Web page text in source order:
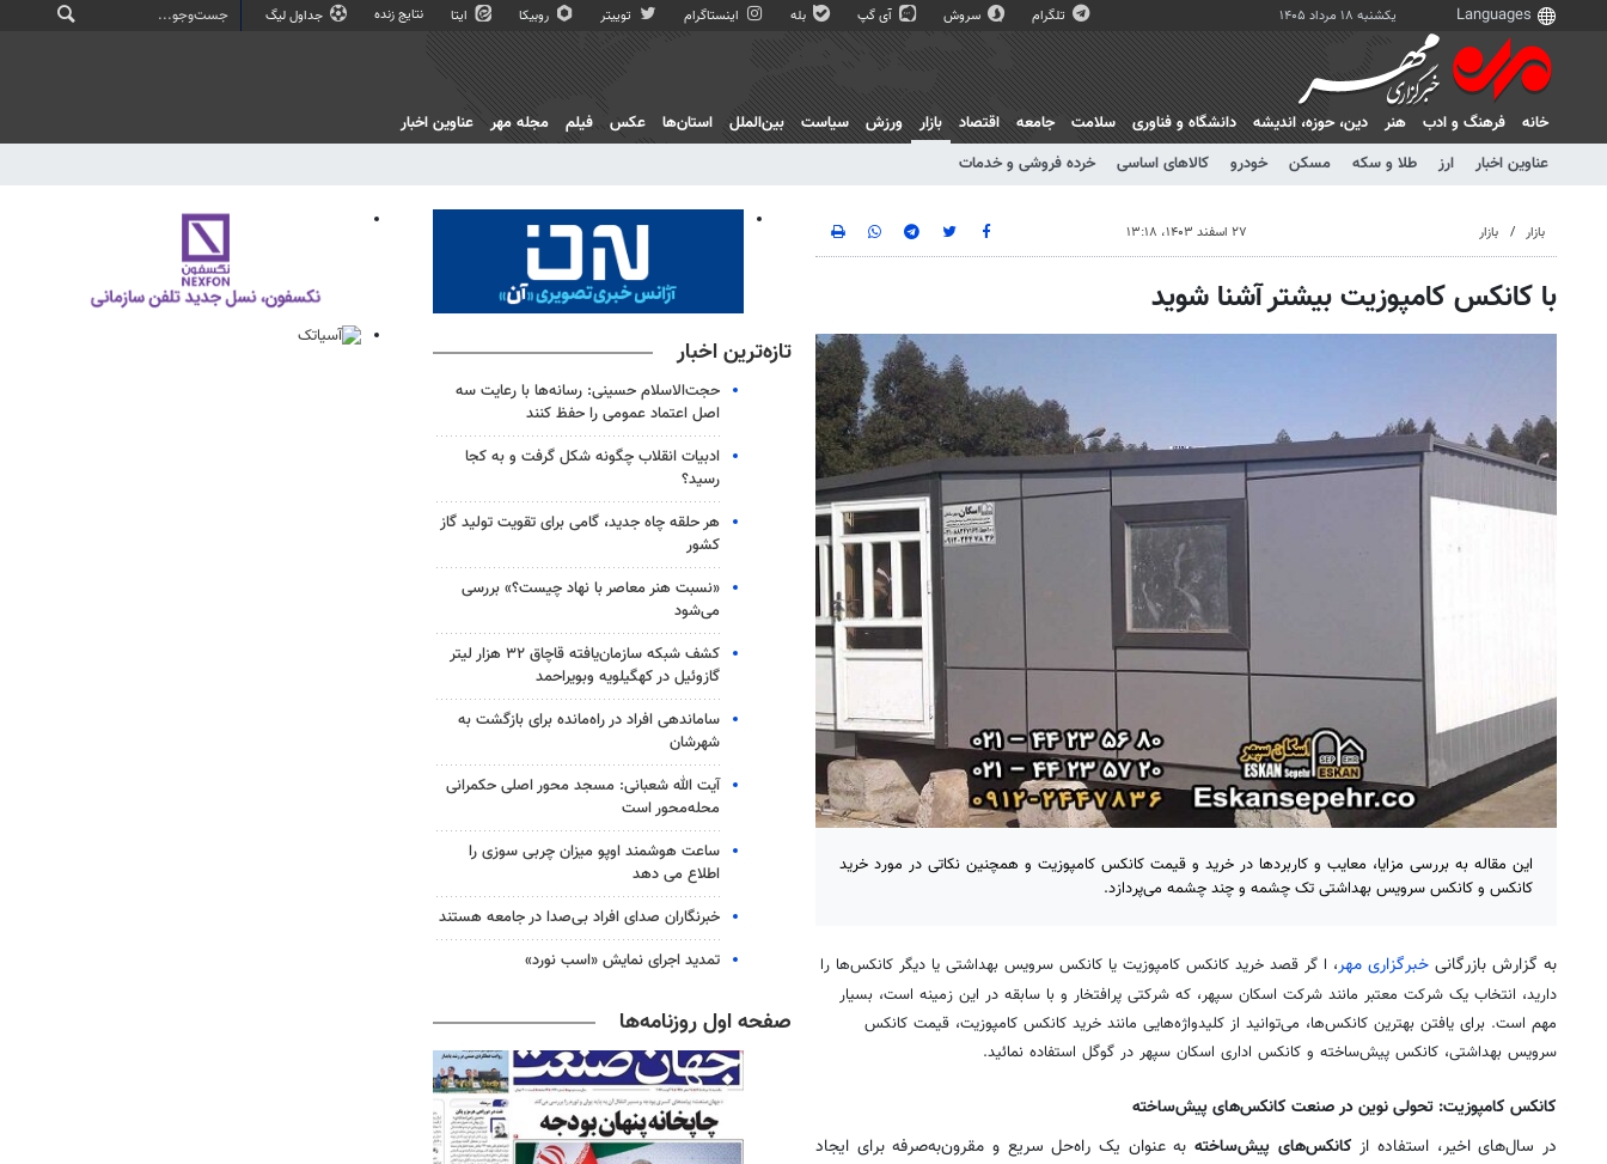
یکشنبه ۱۸ مرداد ۱۴۰۵ تلگرام سروش آی گپ بله اینستاگرام توییتر روبیکا ایتا نتایج زنده جداول لیگ
خانه فرهنگ و ادب هنر دين، حوزه، انديشه دانشگاه و فناوری سلامت جامعه اقتصاد
بازار
عناوین اخبار
ارز طلا و سکه مسکن خودرو کالاهای اساسی خرده فروشی و خدمات
ورزش سیاست بین‌الملل استان‌ها عکس فیلم مجله مهر عناوین اخبار
بازار بازار ۲۷ اسفند ۱۴۰۳، ۱۳:۱۸
با کانکس کامپوزیت بیشتر آشنا شوید
این مقاله به بررسی مزایا، معایب و کاربردها در خرید و قیمت کانکس کامپوزیت و همچنین نکاتی در مورد خرید
کانکس و کانکس سرویس بهداشتی تک چشمه و چند چشمه می‌پردازد.
به گزارش بازرگانی خبرگزاری مهر، ا گر قصد خرید کانکس کامپوزیت یا کانکس سرویس بهداشتی یا دیگر کانکس‌ها را
دارید، انتخاب یک شرکت معتبر مانند شرکت اسکان سپهر، که شرکتی پرافتخار و با سابقه در این زمینه است، بسیار
مهم است. برای یافتن بهترین کانکس‌ها، می‌توانید از کلیدواژه‌هایی مانند خرید کانکس کامپوزیت، قیمت کانکس
سرویس بهداشتی، کانکس پیش‌ساخته و کانکس اداری اسکان سپهر در گوگل استفاده نمائید.
کانکس کامپوزیت: تحولی نوین در صنعت کانکس‌های پیش‌ساخته
در سال‌های اخیر، استفاده ازکانکس‌های پیش‌ساختهبه عنوان یک راه‌حل سریع و مقرون‌به‌صرفه برای ایجاد
تازه‌ترین اخبار
حجت‌الاسلام حسینی: رسانه‌ها با رعایت سه
اصل اعتماد عمومی را حفظ کنند
ادبیات انقلاب چگونه شکل گرفت و به کجا
رسید؟
هر حلقه چاه جدید، گامی برای تقویت تولید گاز
کشور
«نسبت هنر معاصر با نهاد چیست؟» بررسی
می‌شود
کشف شبکه سازمان‌یافته قاچاق ۳۲ هزار لیتر
گازوئیل در کهگیلویه وبویراحمد
ساماندهی افراد در راه‌مانده برای بازگشت به
شهرشان
آیت الله شعبانی: مسجد محور اصلی حکمرانی
محله‌محور است
ساعت هوشمند اوپو میزان چربی سوزی را
اطلاع می دهد
خبرنگاران صدای افراد بی‌صدا در جامعه هستند
تمدید اجرای نمایش «اسب نورد»
صفحه اول روزنامه‌ها